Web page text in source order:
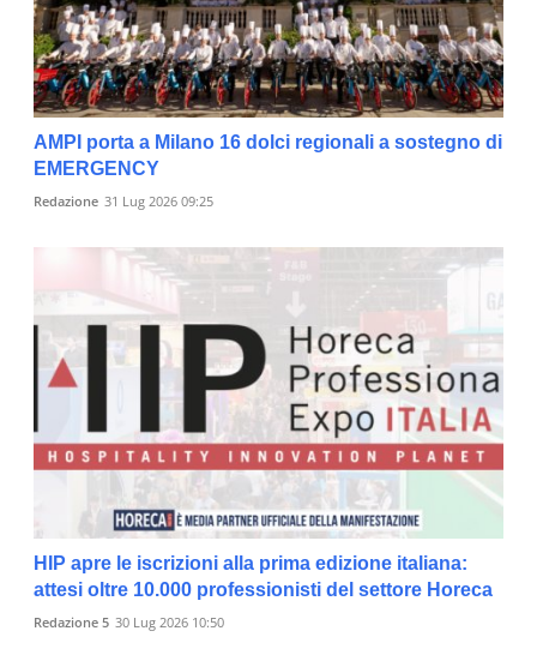
AMPI porta a Milano 16 dolci regionali a sostegno di
EMERGENCY
Redazione 31 Lug 2026 09:25
HIP apre le iscrizioni alla prima edizione italiana:
attesi oltre 10.000 professionisti del settore Horeca
Redazione 5 30 Lug 2026 10:50